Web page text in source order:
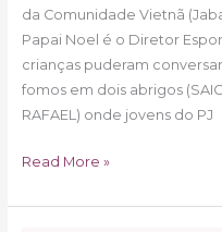
da Comunidade Vietnã
Papai Noel é o Diretor
crianças puderam
fomos em dois abrigos
RAFAEL) onde jovens do PJ
Read More »